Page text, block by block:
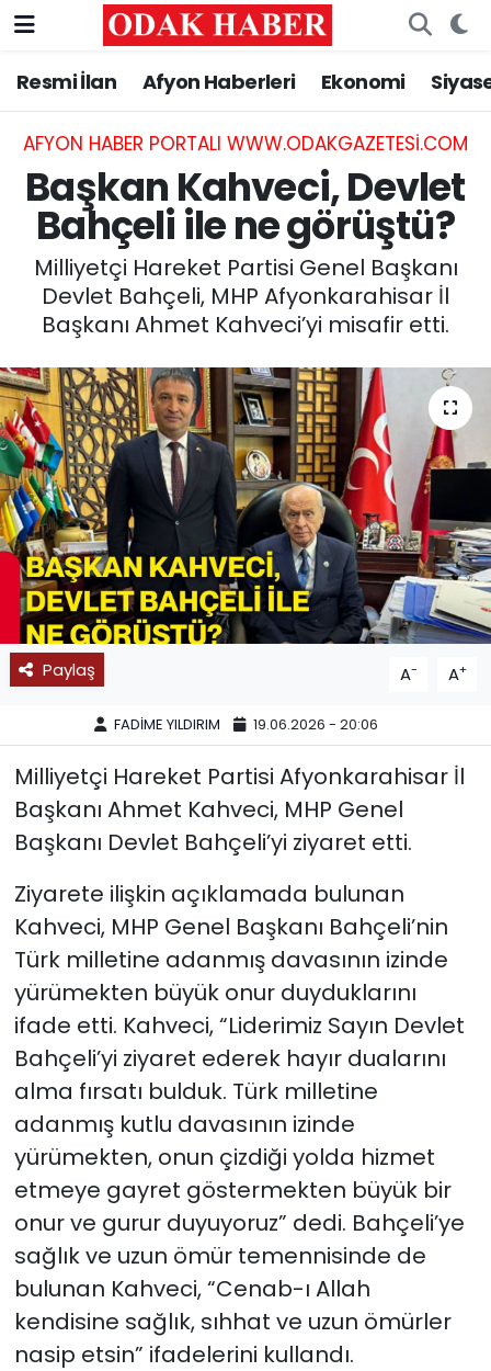
Resmi İlan Afyon Haberleri Ekonomi
AFYON HABER PORTALI WWW.ODAKGAZETESI.COM
Başkan Kahveci, Devlet
Bahçeli ile ne görüştü?
Milliyetçi Hareket Partisi Genel Başkanı
Devlet Bahçeli, MHP Afyonkarahisar İl
Başkanı Ahmet Kahveci’yi misafir etti.
Paylaş A- A+
FADİME YILDIRIM 19.06.2026 - 20:06
Milliyetçi Hareket Partisi Afyonkarahisar İl
Başkanı Ahmet Kahveci, MHP Genel
Başkanı Devlet Bahçeli’yi ziyaret etti.
Ziyarete ilişkin açıklamada bulunan
Kahveci, MHP Genel Başkanı Bahçeli’nin
Türk milletine adanmış davasının izinde
yürümekten büyük onur duyduklarını
ifade etti. Kahveci, “Liderimiz Sayın Devlet
Bahçeli’yi ziyaret ederek hayır dualarını
alma fırsatı bulduk. Türk milletine
adanmış kutlu davasının izinde
yürümekten, onun çizdiği yolda hizmet
etmeye gayret göstermekten büyük bir
onur ve gurur duyuyoruz” dedi. Bahçeli’ye
sağlık ve uzun ömür temennisinde de
bulunan Kahveci, “Cenab-ı Allah
kendisine sağlık, sıhhat ve uzun ömürler
nasip etsin” ifadelerini kullandı.
AFYONKARAHİSAR HABERLERİ
Resmi İlan
ASAYİŞ
GÜNCEL
SİYASET
EĞİTİM
MAGAZİN
SAĞLIK
SPOR
11:11 MANŞET
Nöbetçi Eczaneler
Hava Durumu
Trafik Durumu
Süper Lig Puan Durumu ve Fikstür
Tüm Manşetler
Son Dakika Haberleri
Haber Arşivi